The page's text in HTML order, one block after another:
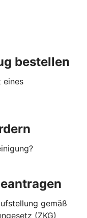
bestellen
eines
gemäß
(ZKG)